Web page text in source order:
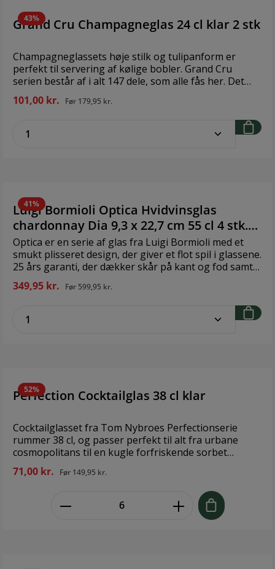
43%
Grand Cru Champagneglas 24 cl klar 2 stk
Champagneglassets høje stilk og tulipanform er
perfekt til servering af kølige bobler. Grand Cru
serien består af i alt 147 dele, som alle fås her. Det
enkle design danner en god base i køkkenet gennem
hele livet, og er nemt at kombinere med andre stel.
Materiale: Blyfrit glas Diameter: 7 cm Højde: 23 cm
101,00 kr. Før 179,95 kr.
41%
Luigi Bormioli Optica Hvidvinsglas
chardonnay Dia 9,3 x 22,7 cm 55 cl 4 stk.
Klar
Optica er en serie af glas fra Luigi Bormioli med et
smukt plisseret design, der giver et flot spil i glassene.
25 års garanti, der dækker skår på kant og fod samt
misfarvning eller grå skygger som følge af
maskinopvask. Ultraklart og holdbart
krystalinglas. Brand: Luigi Bormioli Størrelse: Dia 9,3 x
22,7 cm 55 cl Materiale: Glas
349,95 kr. Før 599,95 kr.
52%
Perfection Cocktailglas 38 cl klar
Cocktailglasset fra Tom Nybroes Perfectionserie
rummer 38 cl, og passer perfekt til alt fra urbane
cosmopolitans til en kugle forfriskende sorbet
mellem retterne. Glasset er en del af en komplet
glasserie udviklet med fokus på optimal og nænsom
behandling af vin. Kommer i en gaveæske med seks
stk. En god gaveide – ikke mindst til dig selv. Brand:
Holmegaard Størrelse: Højde 16,50 cm x Diameter
71,00 kr. Før 149,95 kr.